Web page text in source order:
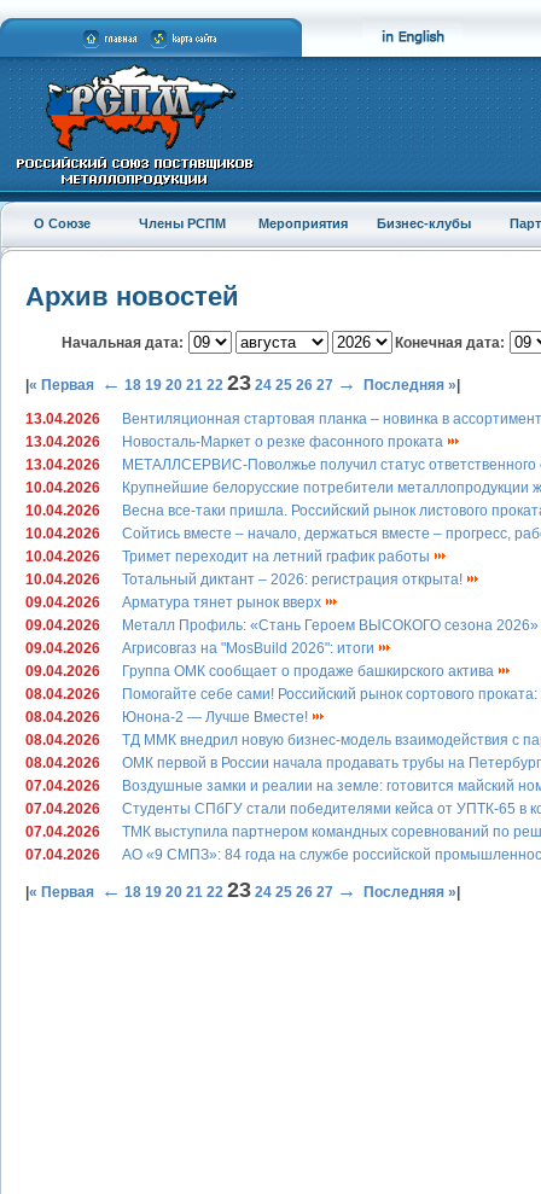
О Союзе Члены РСПМ Мероприятия Бизнес-клубы
Архив новостей
Начальная дата: Конечная дата:
« Первая ← 18 19 20 21 22 23 24 25 26 27 → Последняя »
13.04.2026
Вентиляционная стартовая планка – новинка в
13.04.2026
Новосталь-Маркет о резке фасонного проката
13.04.2026
МЕТАЛЛСЕРВИС-Поволжье получил статус
10.04.2026
Крупнейшие белорусские потребители металлопродукции
10.04.2026
Весна все-таки пришла. Российский рынок листового
10.04.2026
Сойтись вместе – начало, держаться вместе – прогресс,
10.04.2026
Тримет переходит на летний график работы
10.04.2026
Тотальный диктант – 2026: регистрация открыта!
09.04.2026
Арматура тянет рынок вверх
09.04.2026
Металл Профиль: «Стань Героем ВЫСОКОГО сезона 2026»
09.04.2026
Агрисовгаз на "MosBuild 2026": итоги
09.04.2026
Группа ОМК сообщает о продаже башкирского актива
08.04.2026
Помогайте себе сами! Российский рынок сортового
08.04.2026
Юнона-2 — Лучше Вместе!
08.04.2026
ТД ММК внедрил новую бизнес-модель взаимодействия с
08.04.2026
ОМК первой в России начала продавать трубы на
07.04.2026
Воздушные замки и реалии на земле: готовится майский
07.04.2026
Студенты СПбГУ стали победителями кейса от УПТК-65 в
07.04.2026
ТМК выступила партнером командных соревнований по
07.04.2026
АО «9 СМПЗ»: 84 года на службе российской
« Первая ← 18 19 20 21 22 23 24 25 26 27 → Последняя »